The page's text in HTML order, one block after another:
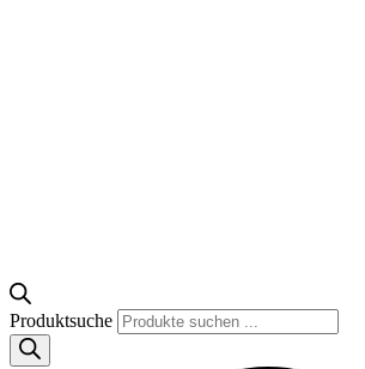
Produktsuche